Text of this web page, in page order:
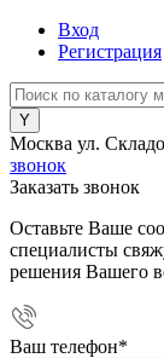
Вход
Регистрация
Москва ул.
звонок
Заказать звонок
Оставьте Ваше
специалисты
решения Вашего
Ваш телефон*